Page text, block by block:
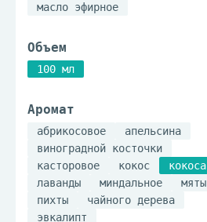
масло эфирное
Объем
100 мл
Аромат
абрикосовое
апельсина
виноградной косточки
касторовое
кокос
кокоса
лаванды
миндальное
мяты
пихты
чайного дерева
эвкалипт